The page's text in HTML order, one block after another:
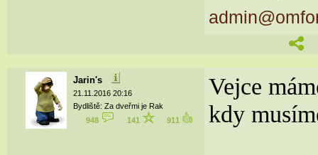
Jarin's
21.11.2016 20:16
Bydliště: Za dveřmi je Rak
948
141 911
Vejce
kdy